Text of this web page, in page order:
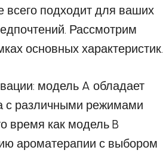
всего подходит для ваших
Рассмотрим
основных характеристик.
модель A обладает
с различными режимами
время как модель B
ароматерапии с выбором